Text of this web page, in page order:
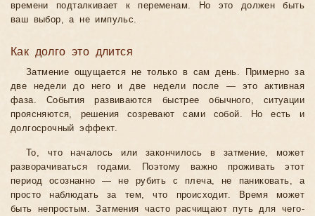
времени подталкивает к переменам. Но это должен быть
ваш выбор, а не импульс.
Как долго это длится
Затмение ощущается не только в сам день. Примерно за
две недели до него и две недели после — это активная
фаза. События развиваются быстрее обычного, ситуации
проясняются, решения созревают сами собой. Но есть и
долгосрочный эффект.
То, что началось или закончилось в затмение, может
разворачиваться годами. Поэтому важно проживать этот
период осознанно — не рубить с плеча, не паниковать, а
просто наблюдать за тем, что происходит. Время может
быть непростым. Затмения часто расчищают путь для чего-